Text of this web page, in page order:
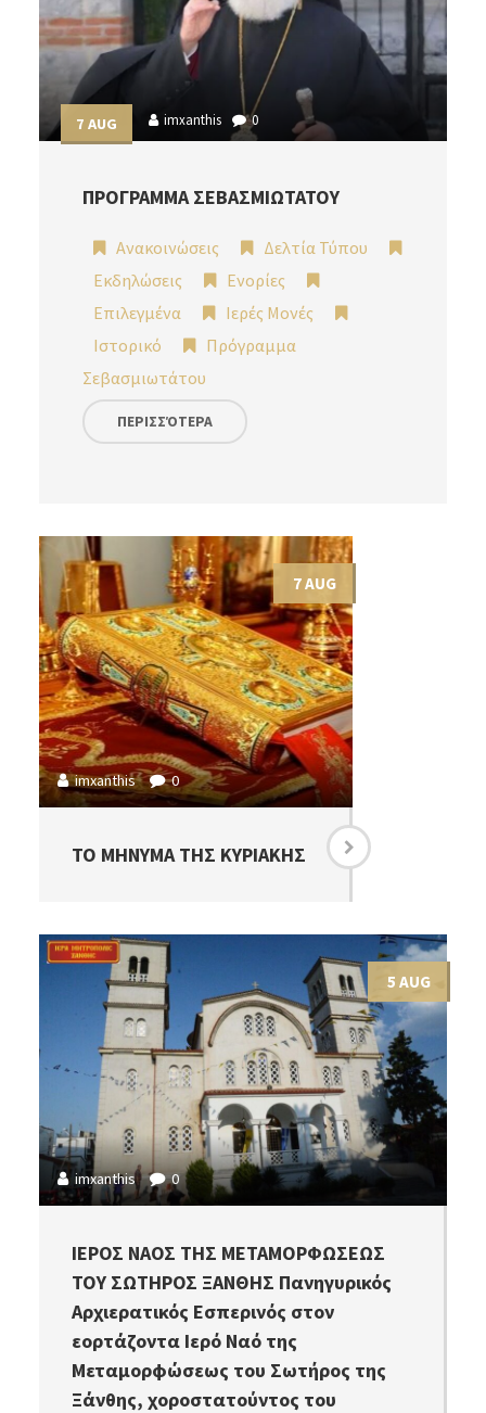
7 AUG imxanthis 0
ΠΡΟΓΡΑΜΜΑ ΣΕΒΑΣΜΙΩΤΑΤΟΥ
Ανακοινώσεις
Δελτία Τύπου
Εκδηλώσεις
Ενορίες
Επιλεγμένα
Ιερές Μονές
Ιστορικό
Πρόγραμμα
Σεβασμιωτάτου
ΠΕΡΙΣΣΌΤΕΡΑ
7 AUG
imxanthis 0
ΤΟ ΜΗΝΥΜΑ ΤΗΣ ΚΥΡΙΑΚΗΣ
5 AUG
imxanthis 0
ΙΕΡΟΣ ΝΑΟΣ ΤΗΣ ΜΕΤΑΜΟΡΦΩΣΕΩΣ
ΤΟΥ ΣΩΤΗΡΟΣ ΞΑΝΘΗΣ Πανηγυρικός
Αρχιερατικός Εσπερινός στον
εορτάζοντα Ιερό Ναό της
Μεταμορφώσεως του Σωτήρος της
Ξάνθης, χοροστατούντος του